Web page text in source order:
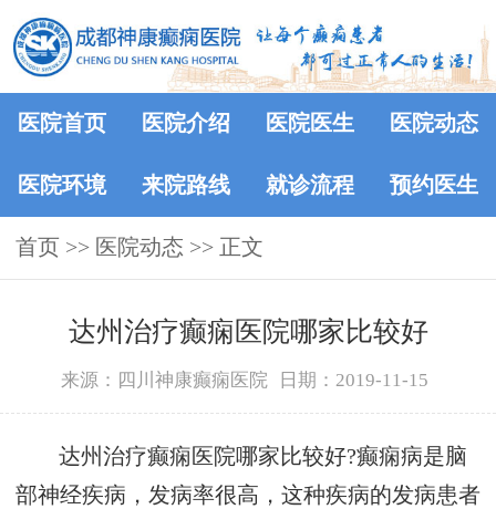
医院首页 医院介绍 医院医生 医院动态
医院环境 来院路线 就诊流程 预约医生
首页 >> 医院动态 >> 正文
达州治疗癫痫医院哪家比较好
来源：四川神康癫痫医院 日期：2019-11-15
达州治疗癫痫医院哪家比较好?癫痫病是脑
部神经疾病，发病率很高，这种疾病的发病患者